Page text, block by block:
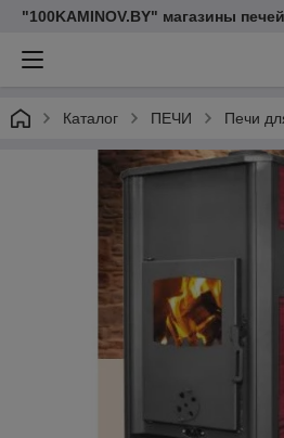
"100KAMINOV.BY" магазины
Каталог ПЕЧИ Печи